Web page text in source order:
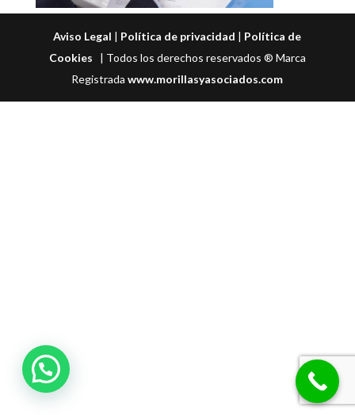
Aviso Legal | Política de privacidad | Política de
Cookies | Todos los derechos reservados ® Marca
Registradawww.morillasyasociados.com